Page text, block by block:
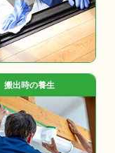
搬出時の養生